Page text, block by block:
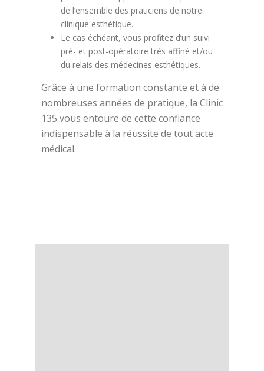
de l’ensemble des praticiens de notre
clinique esthétique.
Le cas échéant, vous profitez d’un suivi
pré- et post-opératoire très affiné et/ou
du relais des médecines esthétiques.
Grâce à une formation constante et à de
nombreuses années de pratique, la Clinic
135 vous entoure de cette confiance
indispensable à la réussite de tout acte
médical.